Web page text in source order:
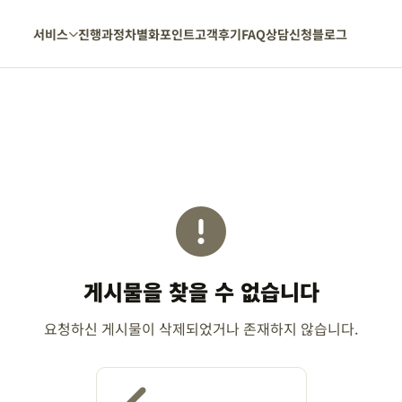
서비스 진행과정차별화포인트고객후기FAQ상담신청블로그
게시물을 찾을 수 없습니다
요청하신 게시물이 삭제되었거나 존재하지 않습니다.